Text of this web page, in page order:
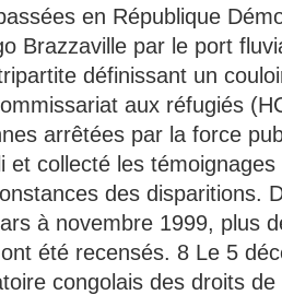
en République
Brazzaville par le port
définissant un
aux réfugiés
arrêtées par la force
et collecté les
des disparitions.
à novembre 1999, plus
été recensés. 8 Le 5
congolais des droits de